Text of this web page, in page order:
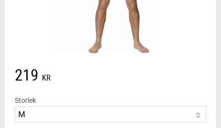
219 KR
Storlek